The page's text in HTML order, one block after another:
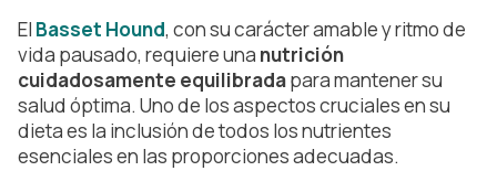
El Basset Hound, con su carácter amable y ritmo de
vida pausado, requiere una nutrición
cuidadosamente equilibradapara mantener su
salud óptima. Uno de los aspectos cruciales en su
dieta es la inclusión de todos los nutrientes
esenciales en las proporciones adecuadas.